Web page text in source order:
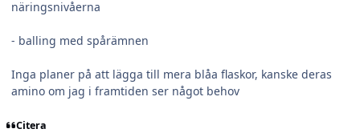
näringsnivåerna
- balling med spårämnen
Inga planer på att lägga till mera blåa flaskor, kanske deras
amino om jag i framtiden ser något behov
Citera